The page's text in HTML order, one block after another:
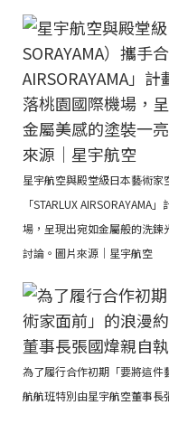
星宇航空與殿堂級日本藝術家
「STARLUX
場，呈現出宛如金屬般的洗鍊
討論。圖片來源｜星宇航空
為了履行合作初期「要將這
航航班特別由星宇航空董事